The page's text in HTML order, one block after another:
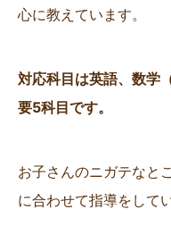
心に教えています。
対応科目は英語、数学
要5科目です。
お子さんのニガテなと
に合わせて指導をして